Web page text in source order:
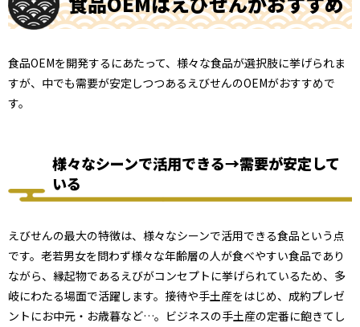
食品OEMを開発するにあたって、様々な食品が選択肢に挙げられま
すが、中でも需要が安定しつつあるえびせんのOEMがおすすめで
す。
様々なシーンで活用できる→需要が安定して
いる
えびせんの最大の特徴は、様々なシーンで活用できる食品という点
です。老若男女を問わず様々な年齢層の人が食べやすい食品であり
ながら、縁起物であるえびがコンセプトに挙げられているため、多
岐にわたる場面で活躍します。接待や手土産をはじめ、成約プレゼ
ントにお中元・お歳暮など…。ビジネスの手土産の定番に飽きてし